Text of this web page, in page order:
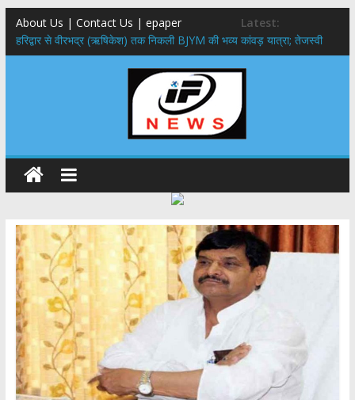
About Us | Contact Us | epaper
Latest:
​हरिद्वार से वीरभद्र (ऋषिकेश) तक निकली BJYM की भव्य कांवड़ यात्रा; तेजस्वी
सूर्या ने की देश व प्रदेशवासियों के कल्याण की कामना
नंदा की चौकी पुल हादसा: PWD के EE, AE और JE निलंबित, सीएम धामी के निर्देश
मुख्यमंत्री ने 9 लाख 87 हजार17 पेंशन लाभार्थियों को कुल 146 करोड़ 32 लाख
राष्ट्रीय हथकरघा दिवस पर मुख्यमंत्री धामी ने उत्कृष्ट बुनकरों और हस्तशिल्प
कारीगरों को किया सम्मानित
​धामी कैबिनेट का बड़ा फैसला: पशुपालकों को 60% तक सब्सिडी, गंगा एक्सप्रेसवे का
हरिद्वार तक होगा विस्तार